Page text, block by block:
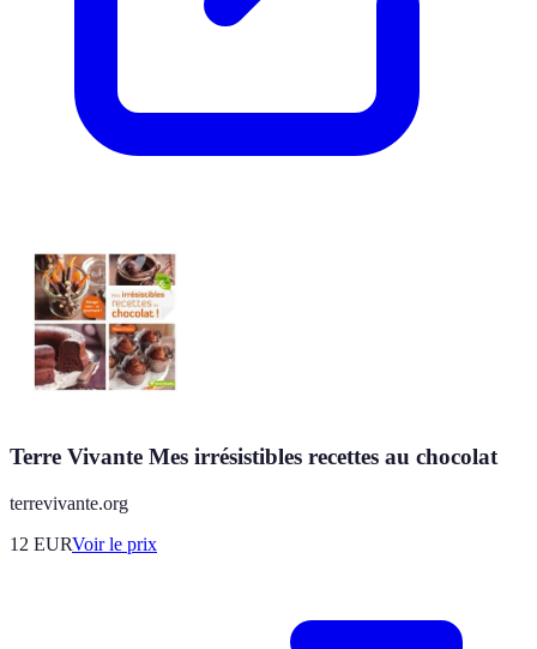
Terre Vivante Mes irrésistibles recettes au chocolat
terrevivante.org
12 EURVoir le prix